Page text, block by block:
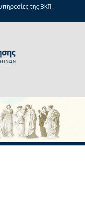
της ΒΚΠ.